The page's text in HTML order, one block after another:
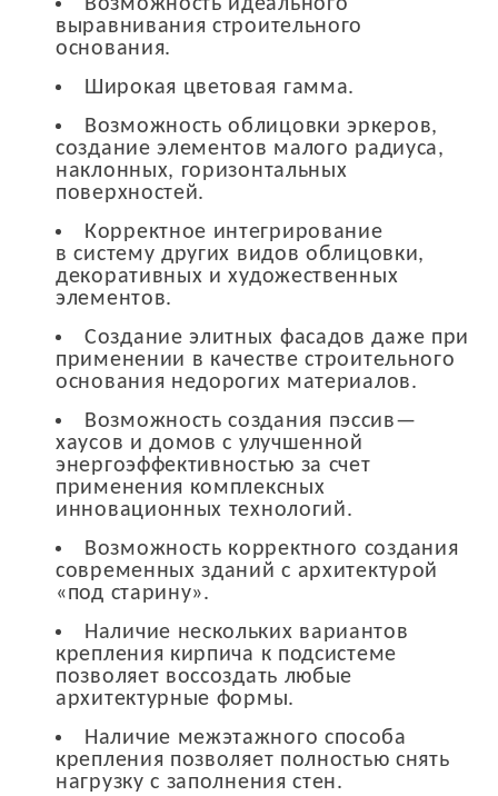
Возможность идеального
выравнивания строительного
основания.
Широкая цветовая гамма.
Возможность облицовки эркеров,
создание элементов малого радиуса,
наклонных, горизонтальных
поверхностей.
Корректное интегрирование
в систему других видов облицовки,
декоративных и художественных
элементов.
Создание элитных фасадов даже при
применении в качестве строительного
основания недорогих материалов.
Возможность создания пэссив—
хаусов и домов с улучшенной
энергоэффективностью за счет
применения комплексных
инновационных технологий.
Возможность корректного создания
современных зданий с архитектурой
«под старину».
Наличие нескольких вариантов
крепления кирпича к подсистеме
позволяет воссоздать любые
архитектурные формы.
Наличие межэтажного способа
крепления позволяет полностью снять
нагрузку с заполнения стен.